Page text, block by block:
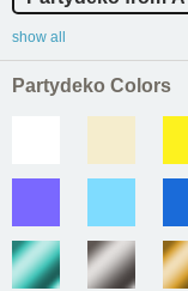
show all
Partydeko Colors